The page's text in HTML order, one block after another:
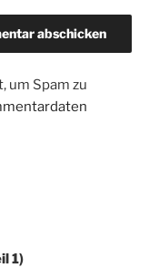
um Spam zu
1)